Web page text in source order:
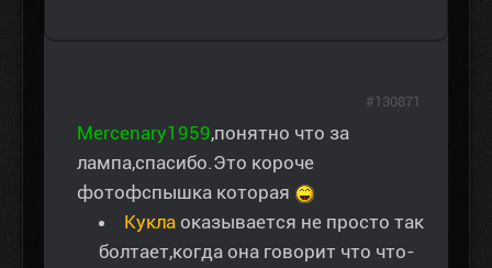
Mercenary1959,понятно что за
лампа,спасибо.Это короче
фотофспышка которая
Кукла оказывается не просто так
болтает,когда она говорит что что-
#130871